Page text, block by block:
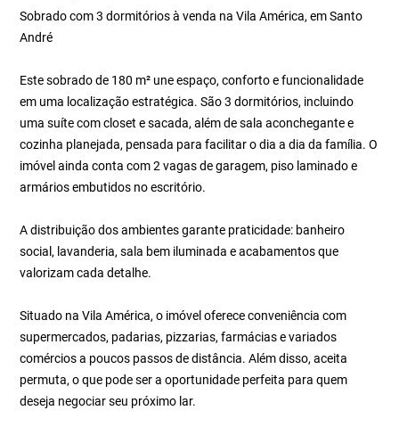
Sobrado com 3 dormitórios à venda na Vila América, em Santo
André
Este sobrado de 180 m² une espaço, conforto e funcionalidade
em uma localização estratégica. São 3 dormitórios, incluindo
uma suíte com closet e sacada, além de sala aconchegante e
cozinha planejada, pensada para facilitar o dia a dia da família. O
imóvel ainda conta com 2 vagas de garagem, piso laminado e
armários embutidos no escritório.
A distribuição dos ambientes garante praticidade: banheiro
social, lavanderia, sala bem iluminada e acabamentos que
valorizam cada detalhe.
Situado na Vila América, o imóvel oferece conveniência com
supermercados, padarias, pizzarias, farmácias e variados
comércios a poucos passos de distância. Além disso, aceita
permuta, o que pode ser a oportunidade perfeita para quem
deseja negociar seu próximo lar.